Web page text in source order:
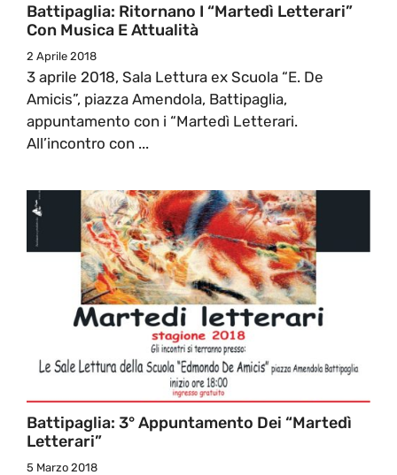
Battipaglia: Ritornano I “Martedì Letterari”
Con Musica E Attualità
2 Aprile 2018
3 aprile 2018, Sala Lettura ex Scuola “E. De
Amicis”, piazza Amendola, Battipaglia,
appuntamento con i “Martedì Letterari.
All’incontro con ...
Battipaglia: 3° Appuntamento Dei “Martedì
Letterari”
5 Marzo 2018